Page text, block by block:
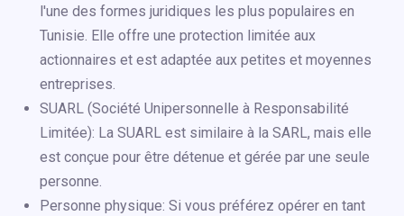
l'une des formes juridiques les plus populaires en
Tunisie. Elle offre une protection limitée aux
actionnaires et est adaptée aux petites et moyennes
entreprises.
SUARL (Société Unipersonnelle à Responsabilité
Limitée): La SUARL est similaire à la SARL, mais elle
est conçue pour être détenue et gérée par une seule
personne.
Personne physique: Si vous préférez opérer en tant